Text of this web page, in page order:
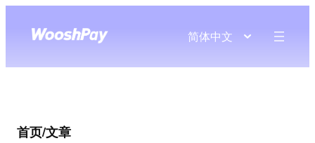
简体中文
首页/文章